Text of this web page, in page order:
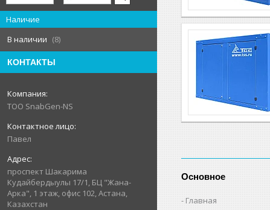
Наличие
В наличии
8
КОНТАКТЫ
ТОО SnabGen-NS
Павел
проспект Шакарима
Кудайбердыулы 17/1, БЦ "Жана-
Арка", 1 этаж, офис 102, Астана,
Казахстан
Основное
Главная